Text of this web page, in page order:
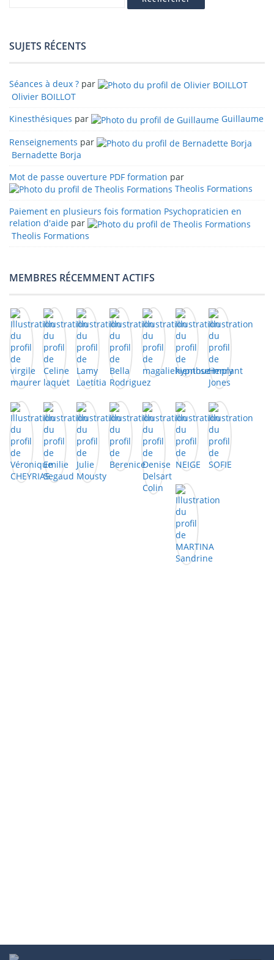
SUJETS RÉCENTS
Séances à deux ? par
Olivier BOILLOT
Kinesthésiques par
Guillaume
Renseignements par
Bernadette Borja
Mot de passe ouverture PDF formation par
Theolis Formations
Paiement en plusieurs fois formation Psychopraticien en
relation d'aide par
Theolis Formations
MEMBRES RÉCEMMENT ACTIFS